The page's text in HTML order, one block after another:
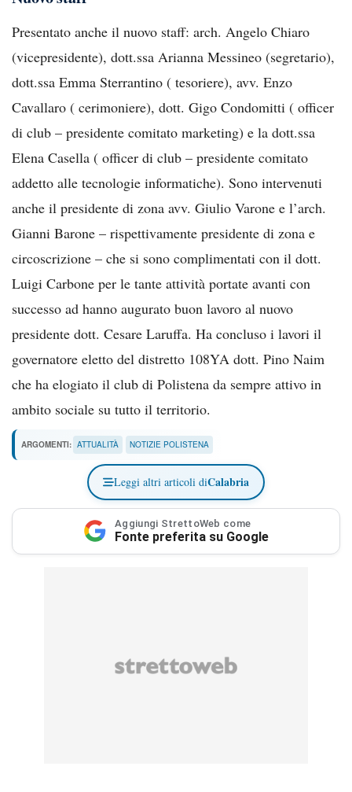
Presentato anche il nuovo staff: arch. Angelo Chiaro
(vicepresidente), dott.ssa Arianna Messineo (segretario),
dott.ssa Emma Sterrantino ( tesoriere), avv. Enzo
Cavallaro ( cerimoniere), dott. Gigo Condomitti ( officer
di club – presidente comitato marketing) e la dott.ssa
Elena Casella ( officer di club – presidente comitato
addetto alle tecnologie informatiche). Sono intervenuti
anche il presidente di zona avv. Giulio Varone e l’arch.
Gianni Barone – rispettivamente presidente di zona e
circoscrizione – che si sono complimentati con il dott.
Luigi Carbone per le tante attività portate avanti con
successo ad hanno augurato buon lavoro al nuovo
presidente dott. Cesare Laruffa. Ha concluso i lavori il
governatore eletto del distretto 108YA dott. Pino Naim
che ha elogiato il club di Polistena da sempre attivo in
ambito sociale su tutto il territorio.
ARGOMENTI: ATTUALITÀ NOTIZIE POLISTENA
Leggi altri articoli diCalabria
Aggiungi StrettoWeb come
Fonte preferita su Google